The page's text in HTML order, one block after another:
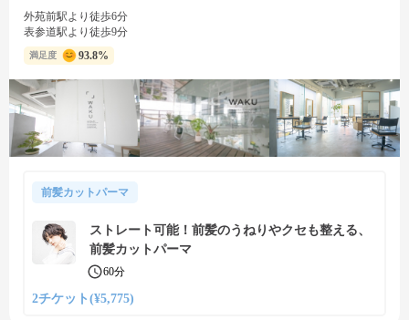
外苑前駅より徒歩6分
表参道駅より徒歩9分
満足度 93.8%
前髪カットパーマ
ストレート可能！前髪のうねりやクセも整える、
前髪カットパーマ
60分
2チケット(¥5,775)